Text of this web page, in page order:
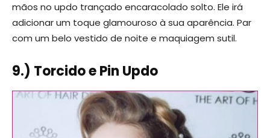
mãos no updo trançado encaracolado solto. Ele irá
adicionar um toque glamouroso à sua aparência. Par
com um belo vestido de noite e maquiagem sutil.
9.) Torcido e Pin Updo